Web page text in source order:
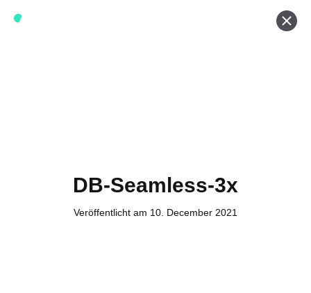
DB-Seamless-3x
Veröffentlicht am 10. December 2021